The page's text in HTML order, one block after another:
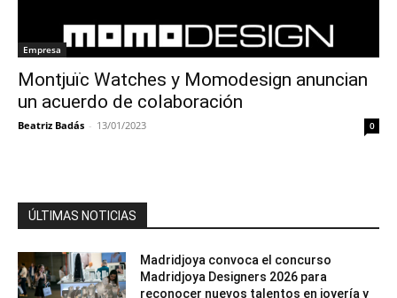
Empresa
Montjuïc Watches y Momodesign anuncian
un acuerdo de colaboración
Beatriz Badás - 13/01/2023 0
ÚLTIMAS NOTICIAS
Madridjoya convoca el concurso
Madridjoya Designers 2026 para
reconocer nuevos talentos en joyería y